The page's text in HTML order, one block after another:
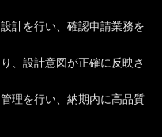
計を行い、確認申請業務を
、設計意図が正確に反映さ
理を行い、納期内に高品質